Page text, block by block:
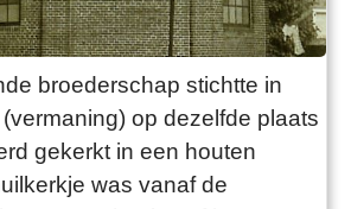
broederschap stichtte in
op dezelfde plaats
gekerkt in een houten
was vanaf de